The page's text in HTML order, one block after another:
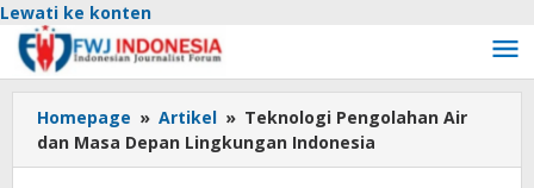
Lewati ke konten
Homepage » Artikel » Teknologi Pengolahan Air
dan Masa Depan Lingkungan Indonesia